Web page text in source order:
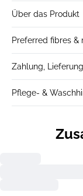
Über das Produkt
Preferred fibres &
Zahlung,
Pflege- &